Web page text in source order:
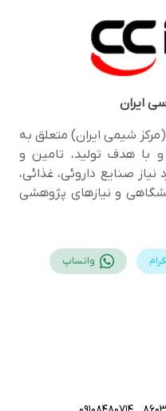
ایران
شیمی ایران) متعلق به
با هدف تولید، تامین و
نیاز صنایع داروئی، غذائی،
و نیازهای پژوهشی
واتساپ